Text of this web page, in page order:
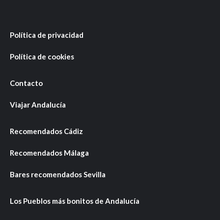
Política de privacidad
Política de cookies
Contacto
Viajar Andalucía
Recomendados Cádiz
Recomendados Málaga
Bares recomendados Sevilla
Los Pueblos más bonitos de Andalucía